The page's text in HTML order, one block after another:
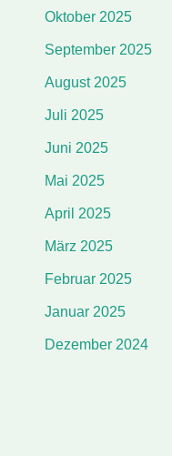
Oktober 2025
September 2025
August 2025
Juli 2025
Juni 2025
Mai 2025
April 2025
März 2025
Februar 2025
Januar 2025
Dezember 2024